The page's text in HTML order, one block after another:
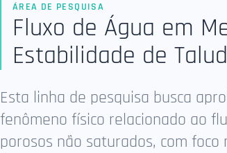
ÁREA DE PESQUISA
Fluxo de Água em
Estabilidade de
Esta linha de pesquisa busca
fenômeno físico relacionado ao
porosos não saturados, com